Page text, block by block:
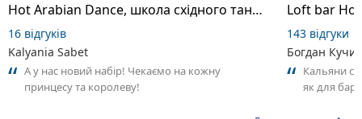
Hot Arabian Dance, школа східного танцю
16 відгуків
Kalyania Sabet
А у нас новий набір! Чекаємо на кожну
принцесу та королеву!
Loft bar
143 відгуки
Богдан
Кальяни
як для